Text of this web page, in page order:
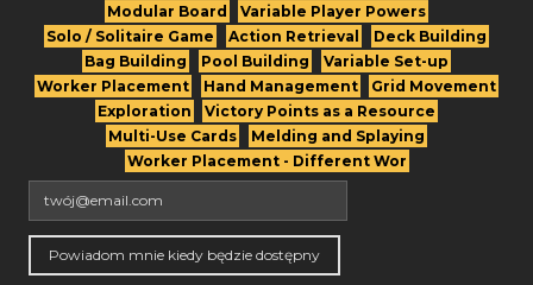
Modular Board
Variable Player Powers
Solo / Solitaire Game
Action Retrieval
Deck Building
Bag Building
Pool Building
Variable Set-up
Worker Placement
Hand Management
Grid Movement
Exploration
Victory Points as a Resource
Multi-Use Cards
Melding and Splaying
Worker Placement - Different Wor